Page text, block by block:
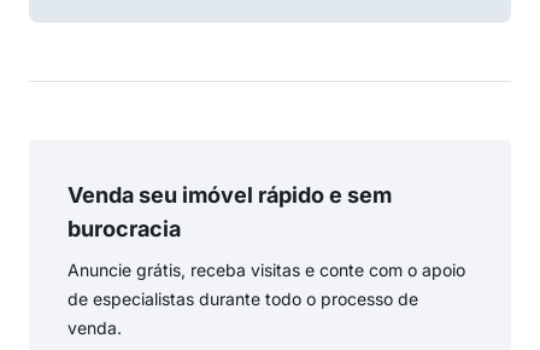
Venda seu imóvel rápido e sem
burocracia
Anuncie grátis, receba visitas e conte com o apoio
de especialistas durante todo o processo de
venda.